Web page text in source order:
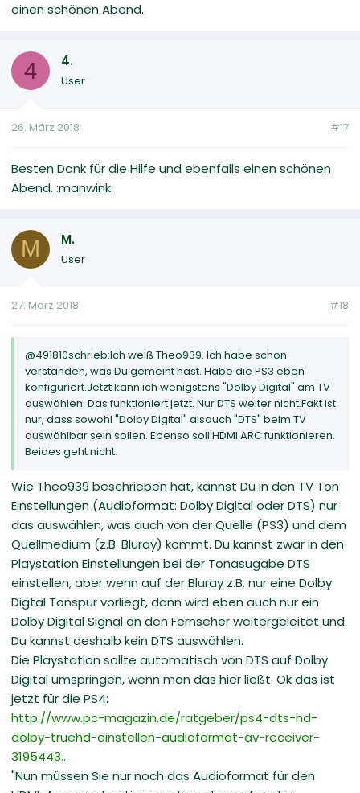
einen schönen Abend.
4 4.
User
26. März 2018 #17
Besten Dank für die Hilfe und ebenfalls einen schönen
Abend. :manwink:
M M.
User
27. März 2018 #18
@491810schrieb:Ich weiß Theo939. Ich habe schon
verstanden, was Du gemeint hast. Habe die PS3 eben
konfiguriert.Jetzt kann ich wenigstens "Dolby Digital" am TV
auswählen. Das funktioniert jetzt. Nur DTS weiter nicht.Fakt ist
nur, dass sowohl "Dolby Digital" alsauch "DTS" beim TV
auswählbar sein sollen. Ebenso soll HDMI ARC funktionieren.
Beides geht nicht.
Wie Theo939 beschrieben hat, kannst Du in den TV Ton
Einstellungen (Audioformat: Dolby Digital oder DTS) nur
das auswählen, was auch von der Quelle (PS3) und dem
Quellmedium (z.B. Bluray) kommt. Du kannst zwar in den
Playstation Einstellungen bei der Tonasugabe DTS
einstellen, aber wenn auf der Bluray z.B. nur eine Dolby
Digtal Tonspur vorliegt, dann wird eben auch nur ein
Dolby Digital Signal an den Fernseher weitergeleitet und
Du kannst deshalb kein DTS auswählen.
Die Playstation sollte automatisch von DTS auf Dolby
Digital umspringen, wenn man das hier ließt. Ok das ist
jetzt für die PS4:
http://www.pc-magazin.de/ratgeber/ps4-dts-hd-
dolby-truehd-einstellen-audioformat-av-receiver-
3195443...
"Nun müssen Sie nur noch das Audioformat für den